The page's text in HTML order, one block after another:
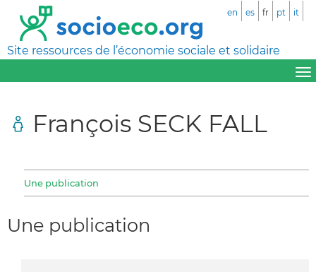
Site ressources de l’économie sociale et solidaire
en es fr pt it
François SECK FALL
Une publication
Une publication